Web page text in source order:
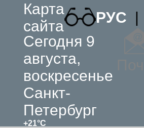
Карта
сайта
РУС |
Сегодня 9
августа,
воскресенье
Санкт-
Петербург
+21°C